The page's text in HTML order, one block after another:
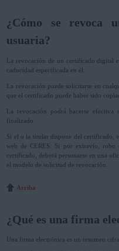
¿Cómo se revoca
usuaria?
La revocación de un certificado digital
caducidad especificada en él.
La revocación puede solicitarse en
que el certificado puede haber sido
La revocación podrá hacerse
finalizado.
Si el o la titular dispone del certificado,
web de CERES. Si por extravío,
certificado, deberá personarse en una
el modelo de solicitud de revocación.
Arriba
¿Qué es una firma
Una firma electrónica es un resumen